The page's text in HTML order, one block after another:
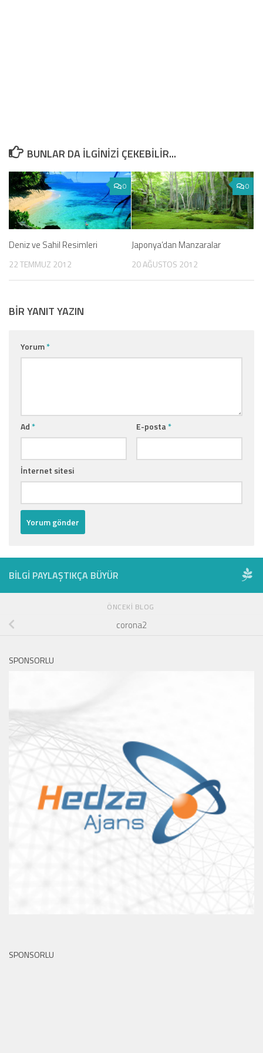
BUNLAR DA ILGINIZI ÇEKEBILIR...
0
Deniz ve Sahil Resimleri
22 TEMMUZ 2012
0
Japonya’dan Manzaralar
20 AĞUSTOS 2012
BIR YANIT YAZIN
Yorum*
Ad* E-posta*
İnternet sitesi
BILGI PAYLAŞTIKÇA BÜYÜR
ÖNCEKI BLOG
corona2
SPONSORLU
SPONSORLU